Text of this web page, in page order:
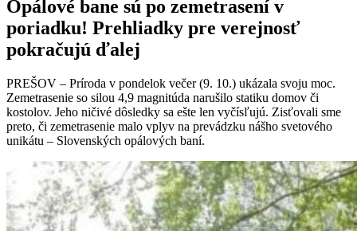
Opálové bane sú po zemetrasení v
poriadku! Prehliadky pre verejnosť
pokračujú ďalej
PREŠOV – Príroda v pondelok večer (9. 10.) ukázala svoju moc.
Zemetrasenie so silou 4,9 magnitúda narušilo statiku domov či
kostolov. Jeho ničivé dôsledky sa ešte len vyčísľujú. Zisťovali sme
preto, či zemetrasenie malo vplyv na prevádzku nášho svetového
unikátu – Slovenských opálových baní.